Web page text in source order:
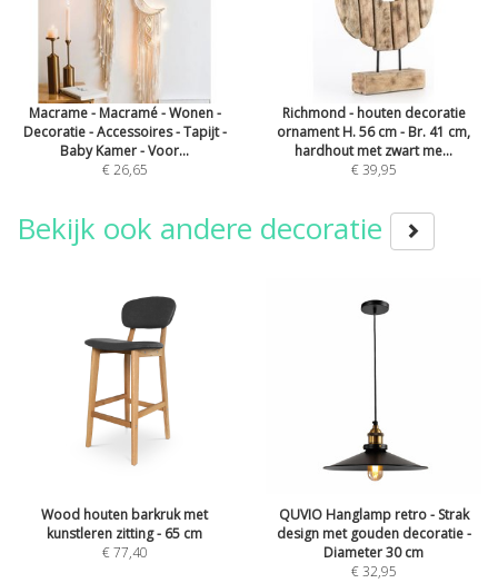
Macrame - Macramé - Wonen -
Decoratie - Accessoires - Tapijt -
Baby Kamer - Voor...
€ 26,65
Richmond - houten decoratie
ornament H. 56 cm - Br. 41 cm,
hardhout met zwart me...
€ 39,95
Bekijk ook andere decoratie
Wood houten barkruk met
kunstleren zitting - 65 cm
€77,40
QUVIO Hanglamp retro - Strak
design met gouden decoratie -
Diameter 30 cm
€32,95